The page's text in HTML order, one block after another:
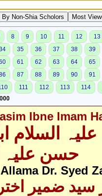
8 9 10 11 12
13
35 36 37 38
39
61 62 63 64
65
87 88 89 90
91
111 112 113
114
Ibne Imam
السلام
Allama Dr. Syed